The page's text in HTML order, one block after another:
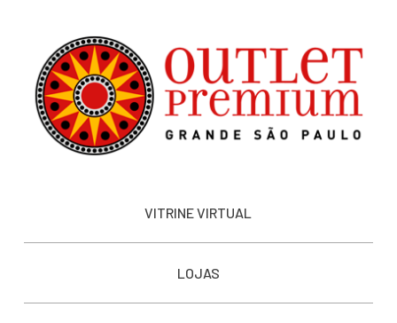
VITRINE VIRTUAL
LOJAS